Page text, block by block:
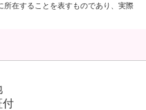
在することを表すものであり、実際
付